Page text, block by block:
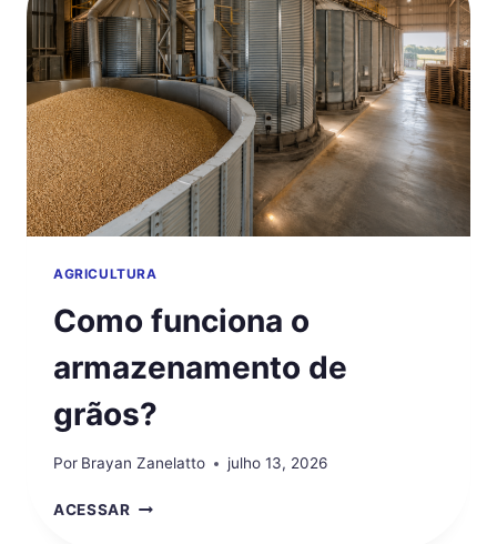
PRODUÇÃO
AGRÍCOLA?
AGRICULTURA
Como funciona o
armazenamento de
grãos?
Por Brayan Zanelatto julho 13, 2026
ACESSARCOMO